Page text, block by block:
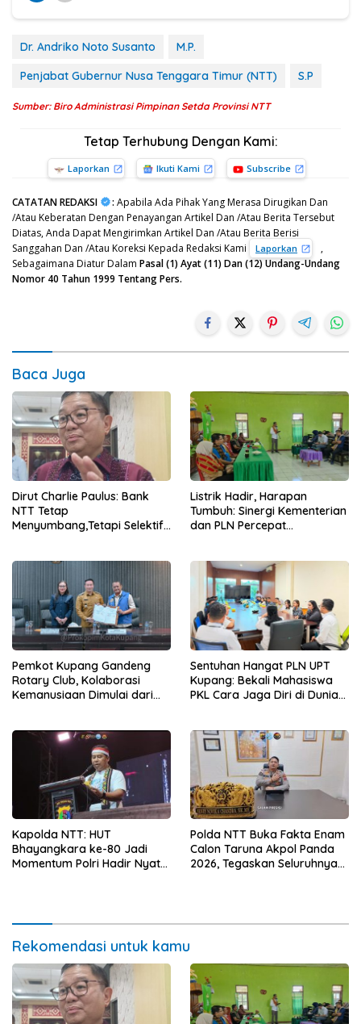
Dr. Andriko Noto Susanto
M.P.
Penjabat Gubernur Nusa Tenggara Timur (NTT)
S.P
Sumber: Biro Administrasi Pimpinan Setda Provinsi NTT
Tetap Terhubung Dengan Kami:
Laporkan Ikuti Kami Subscribe
CATATAN REDAKSI : Apabila Ada Pihak Yang Merasa Dirugikan Dan
/Atau Keberatan Dengan Penayangan Artikel Dan /Atau Berita Tersebut
Diatas, Anda Dapat Mengirimkan Artikel Dan /Atau Berita Berisi
Sanggahan Dan /Atau Koreksi Kepada Redaksi Kami
Laporkan
,
Sebagaimana Diatur Dalam Pasal (1) Ayat (11) Dan (12) Undang-Undang
Nomor 40 Tahun 1999 Tentang Pers.
Baca Juga
Dirut Charlie Paulus: Bank
NTT Tetap
Menyumbang,Tetapi Selektif
Listrik Hadir, Harapan
Tumbuh: Sinergi Kementerian
dan PLN Percepat
Pemkot Kupang Gandeng
Rotary Club, Kolaborasi
Kemanusiaan Dimulai dari
Sentuhan Hangat PLN UPT
Kupang: Bekali Mahasiswa
PKL Cara Jaga Diri di Dunia
Kapolda NTT: HUT
Bhayangkara ke-80 Jadi
Momentum Polri Hadir Nyata
Polda NTT Buka Fakta Enam
Calon Taruna Akpol Panda
2026, Tegaskan Seluruhnya
Rekomendasi untuk kamu